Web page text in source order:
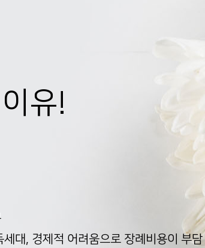
유!
대, 경제적 어려움으로 장례비용이 부